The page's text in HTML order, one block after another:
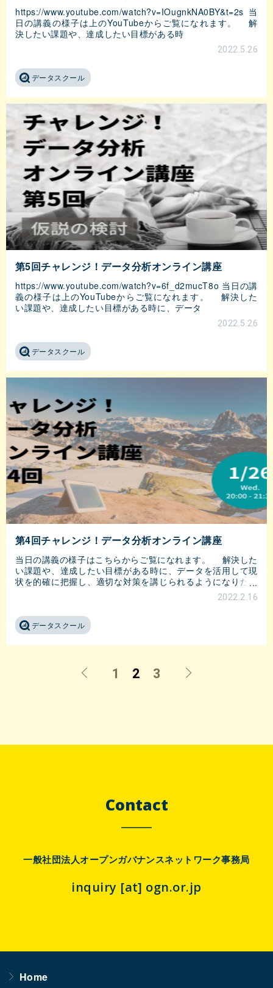
https://www.youtube.com/watch?v=IOugnkNA0BY&t=2s 当
日の講義の様子は上のYouTubeからご覧になれます。 解
決したい課題や、達成したい目標がある時
2022.5.26
データスクール
第5回チャレンジ！データ分析オンライン講座
https://www.youtube.com/watch?v=6f_d2mucT8o 当日の講
義の様子は上のYouTubeからご覧になれます。 解決した
い課題や、達成したい目標がある時に、データ
2022.5.26
データスクール
第4回チャレンジ！データ分析オンライン講座
当日の講義の様子はこちらからご覧になれます。 解決した
い課題や、達成したい目標がある時に、データを活用して現
状を的確に把握し、適切な対策を講じられるようになりたい
2022.2.16
データスクール
1 2 3
Contact
一般社団法人オープンガバナンスネットワーク事務局
inquiry [at] ogn.or.jp
Home